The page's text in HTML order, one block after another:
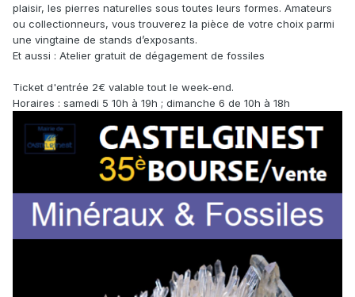
plaisir, les pierres naturelles sous toutes leurs formes. Amateurs
ou collectionneurs, vous trouverez la pièce de votre choix parmi
une vingtaine de stands d’exposants.
Et aussi : Atelier gratuit de dégagement de fossiles
Ticket d'entrée 2€ valable tout le week-end.
Horaires : samedi 5 10h à 19h ; dimanche 6 de 10h à 18h